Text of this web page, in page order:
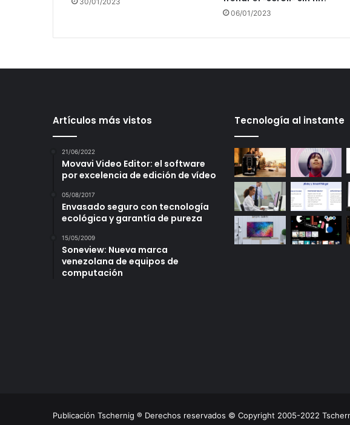
06/01/2023
Artículos más vistos
21/06/2022
Movavi Video Editor: el software
por excelencia de edición de vídeo
05/08/2017
Envasado seguro con tecnología
ecológica y garantía de pureza
15/05/2009
Soneview: Nueva marca
venezolana de equipos de
computación
Tecnología al instante
Publicación Tschernig ® Derechos reservados © Copyright 2005-2022